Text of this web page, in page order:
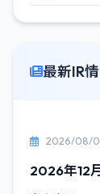
最新IR
2026/08/
2026年12